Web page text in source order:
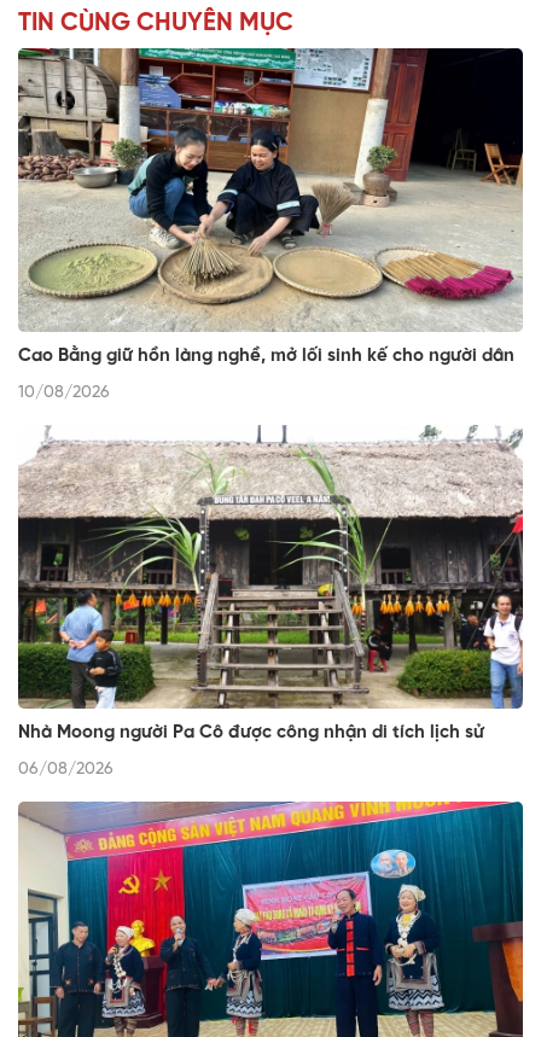
TIN CÙNG CHUYÊN MỤC
Cao Bằng giữ hồn làng nghề, mở lối sinh kế cho người dân
10/08/2026
Nhà Moong người Pa Cô được công nhận di tích lịch sử
06/08/2026